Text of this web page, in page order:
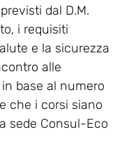
dal D.M.
i requisiti
e la sicurezza
alle
base al numero
che i corsi siano
sede Consul-Eco